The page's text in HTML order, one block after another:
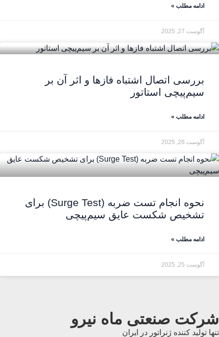
ادامه مطلب »
آگوست 27, 2025
بررسی اتصال اشتباه فازها و اثر آن بر
سیم‌پیچی استاتور
ادامه مطلب »
آگوست 26, 2025
نحوه انجام تست ضربه (Surge Test) برای
تشخیص شکست عایق سیم‌پیچی
ادامه مطلب »
آگوست 25, 2025
شرکت صنعتی ماه نیرو
تنها تولید کننده ژنراتور در ایران